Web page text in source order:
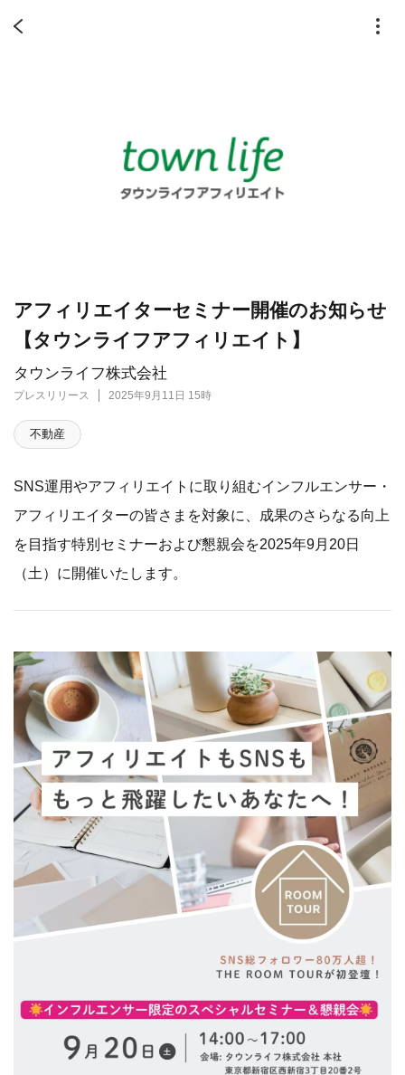
タウンライフ株式会社
プレスリリース 2025年9月11日 15時
アフィリエイターセミナー開催のお知らせ
【タウンライフアフィリエイト】
不動産
SNS運用やアフィリエイトに取り組むインフルエンサー・
アフィリエイターの皆さまを対象に、成果のさらなる向上
を目指す特別セミナーおよび懇親会を2025年9月20日
（土）に開催いたします。